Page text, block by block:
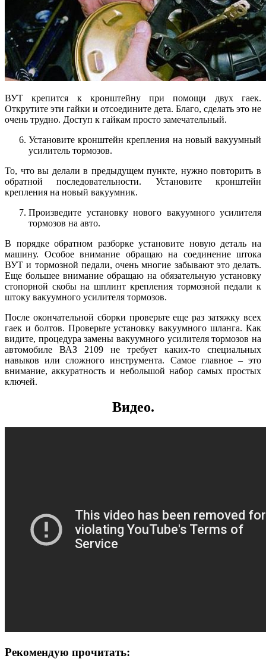
ВУТ крепится к кронштейну при помощи двух гаек.
Открутите эти гайки и отсоедините дета. Благо, сделать это не
очень трудно. Доступ к гайкам просто замечательный.
Установите кронштейн крепления на новый вакуумный
усилитель тормозов.
То, что вы делали в предыдущем пункте, нужно повторить в
обратной последовательности. Установите кронштейн
крепления на новый вакуумник.
Произведите установку нового вакуумного усилителя
тормозов на авто.
В порядке обратном разборке установите новую деталь на
машину. Особое внимание обращаю на соединение штока
ВУТ и тормозной педали, очень многие забывают это делать.
Еще большее внимание обращаю на обязательную установку
стопорной скобы на шплинт крепления тормозной педали к
штоку вакуумного усилителя тормозов.
После окончательной сборки проверьте еще раз затяжку всех
гаек и болтов. Проверьте установку вакуумного шланга. Как
видите, процедура замены вакуумного усилителя тормозов на
автомобиле ВАЗ 2109 не требует каких-то специальных
навыков или сложного инструмента. Самое главное – это
внимание, аккуратность и небольшой набор самых простых
ключей.
Видео.
Рекомендую прочитать: